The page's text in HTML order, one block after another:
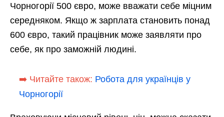
Чорногорії 500 євро, може вважати себе міцним
середняком. Якщо ж зарплата становить понад
600 євро, такий працівник може заявляти про
себе, як про заможній людині.
➡️ Читайте також: Робота для українців у
Чорногорії